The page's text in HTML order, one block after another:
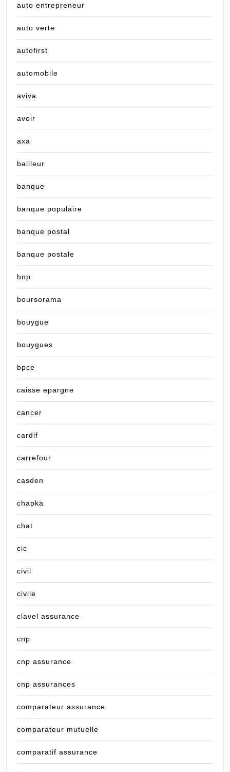
auto entrepreneur
auto verte
autofirst
automobile
aviva
avoir
axa
bailleur
banque
banque populaire
banque postal
banque postale
bnp
boursorama
bouygue
bouygues
bpce
caisse epargne
cancer
cardif
carrefour
casden
chapka
chat
cic
civil
civile
clavel assurance
cnp
cnp assurance
cnp assurances
comparateur assurance
comparateur mutuelle
comparatif assurance